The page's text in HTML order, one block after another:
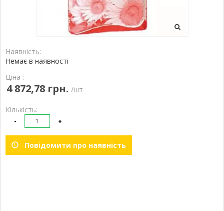
Наявність:
Немає в наявності
Ціна :
4 872,78 грн. /шт
Кількість:
- +
Повідомити про наявність